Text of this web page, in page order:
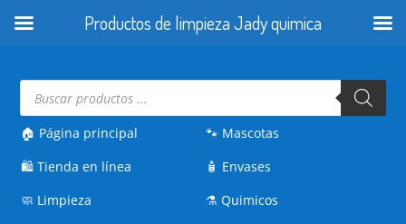
Búsqueda
productos
🏠 Página principal
🛍️Tienda en línea
🧼 Limpieza
🐾 Mascotas
🧴 Envases
⚗️Quimicos
Productos de limpieza Jady quimica